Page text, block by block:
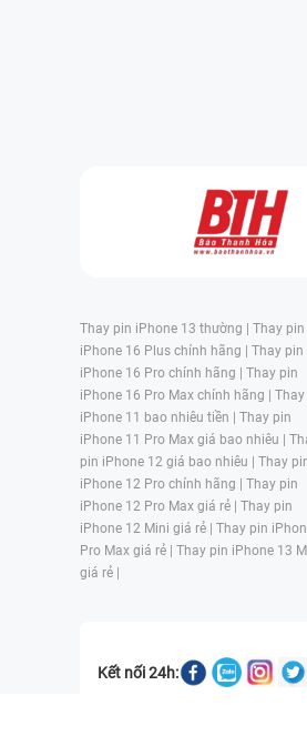
Thay pin iPhone 13 thường | Thay pin
iPhone 16 Plus chính hãng | Thay pin
iPhone 16 Pro chính hãng | Thay pin
iPhone 16 Pro Max chính hãng | Thay
iPhone 11 bao nhiêu tiền | Thay pin
iPhone 11 Pro Max giá bao nhiêu |
pin iPhone 12 giá bao nhiêu | Thay
iPhone 12 Pro chính hãng | Thay pin
iPhone 12 Pro Max giá rẻ | Thay pin
iPhone 12 Mini giá rẻ | Thay pin
Pro Max giá rẻ | Thay pin iPhone 13
giá rẻ |
Kết nối 24h: